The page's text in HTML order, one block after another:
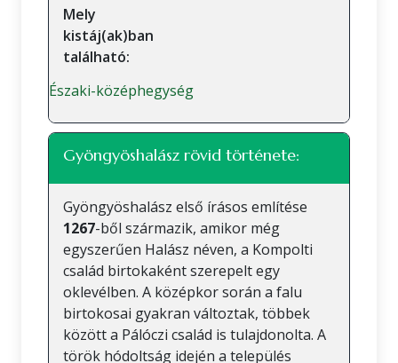
Mely
kistáj(ak)ban
található:
Északi-középhegység
Gyöngyöshalász rövid története:
Gyöngyöshalász első írásos említése
1267-ből származik, amikor még
egyszerűen Halász néven, a Kompolti
család birtokaként szerepelt egy
oklevélben. A középkor során a falu
birtokosai gyakran változtak, többek
között a Pálóczi család is tulajdonolta. A
török hódoltság idején a település